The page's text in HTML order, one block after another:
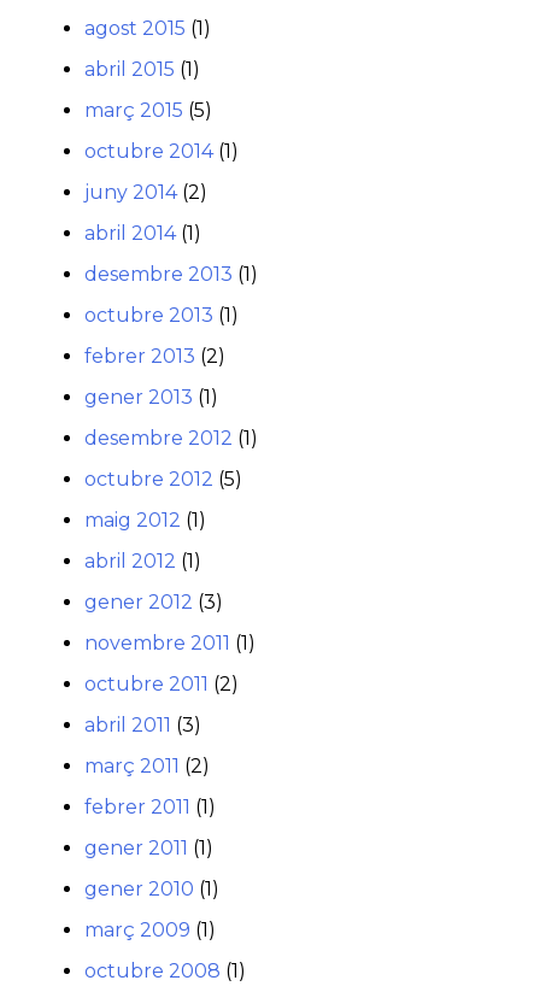
agost 2015 (1)
abril 2015 (1)
març 2015 (5)
octubre 2014(1)
juny 2014(2)
abril 2014(1)
desembre 2013 (1)
octubre 2013 (1)
febrer 2013 (2)
gener 2013 (1)
desembre 2012 (1)
octubre 2012 (5)
maig 2012 (1)
abril 2012 (1)
gener 2012 (3)
novembre 2011 (1)
octubre 2011 (2)
abril 2011 (3)
març 2011 (2)
febrer 2011 (1)
gener 2011 (1)
gener 2010 (1)
març 2009 (1)
octubre 2008 (1)